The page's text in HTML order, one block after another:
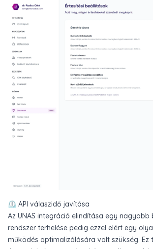
⏲️ API válaszidő javítása
Az UNAS integráció elindítása egy
rendszer terhelése pedig ezzel elért egy
működés optimalizálására volt szükség. Ez